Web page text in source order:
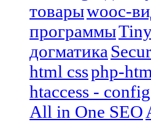
товарыwooc-
программы
догматика
html cssphp-
htaccess -
All in One SEO